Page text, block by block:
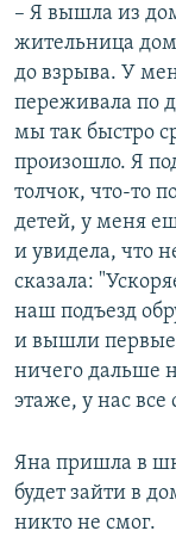
– Я вышла из
жительница
до взрыва. У
переживала по
мы так быстро
произошло. Я
толчок, что-то
детей, у меня
и увидела, что
сказала:
наш подъезд
и вышли
ничего дальше
этаже, у нас все
Яна пришла в
будет зайти в
никто не смог.